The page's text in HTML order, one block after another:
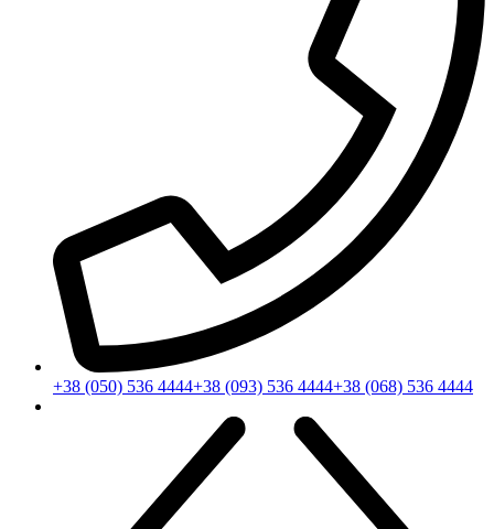
+38 (050) 536 4444+38 (093) 536 4444+38 (068) 536 4444